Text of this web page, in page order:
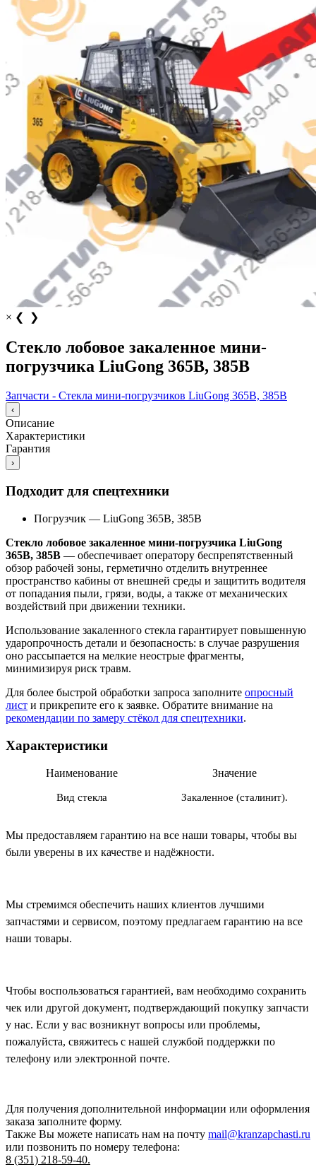
× ❮ ❯
Стекло лобовое закаленное мини-
погрузчика LiuGong 365B, 385B
Запчасти - Стекла мини-погрузчиков LiuGong 365B, 385B
‹
Описание
Характеристики
Гарантия
›
Подходит для спецтехники
Погрузчик — LiuGong 365B, 385B
Стекло лобовое закаленное мини-погрузчика LiuGong
365B, 385B — обеспечивает оператору беспрепятственный
обзор рабочей зоны, герметично отделить внутреннее
пространство кабины от внешней среды и защитить водителя
от попадания пыли, грязи, воды, а также от механических
воздействий при движении техники.
Использование закаленного стекла гарантирует повышенную
ударопрочность детали и безопасность: в случае разрушения
оно рассыпается на мелкие неострые фрагменты,
минимизируя риск травм.
Для более быстрой обработки запроса заполните опросный
лист и прикрепите его к заявке. Обратите внимание на
рекомендации по замеру стёкол для спецтехники.
Характеристики
Наименование Значение
Вид стекла Закаленное (сталинит).
Мы предоставляем гарантию на все наши товары, чтобы вы
были уверены в их качестве и надёжности.
Мы стремимся обеспечить наших клиентов лучшими
запчастями и сервисом, поэтому предлагаем гарантию на все
наши товары.
Чтобы воспользоваться гарантией, вам необходимо сохранить
чек или другой документ, подтверждающий покупку запчасти
у нас. Если у вас возникнут вопросы или проблемы,
пожалуйста, свяжитесь с нашей службой поддержки по
телефону или электронной почте.
Для получения дополнительной информации или оформления
заказа заполните форму.
Также Вы можете написать нам на почту mail@kranzapchasti.ru
или позвонить по номеру телефона:
8 (351) 218-59-40.